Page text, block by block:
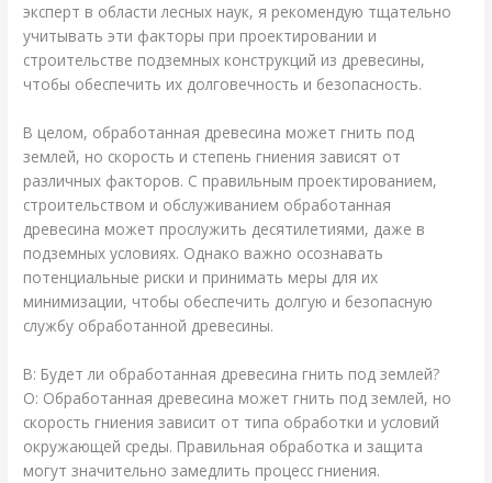
эксперт в области лесных наук, я рекомендую тщательно
учитывать эти факторы при проектировании и
строительстве подземных конструкций из древесины,
чтобы обеспечить их долговечность и безопасность.
В целом, обработанная древесина может гнить под
землей, но скорость и степень гниения зависят от
различных факторов. С правильным проектированием,
строительством и обслуживанием обработанная
древесина может прослужить десятилетиями, даже в
подземных условиях. Однако важно осознавать
потенциальные риски и принимать меры для их
минимизации, чтобы обеспечить долгую и безопасную
службу обработанной древесины.
В: Будет ли обработанная древесина гнить под землей?
О: Обработанная древесина может гнить под землей, но
скорость гниения зависит от типа обработки и условий
окружающей среды. Правильная обработка и защита
могут значительно замедлить процесс гниения.